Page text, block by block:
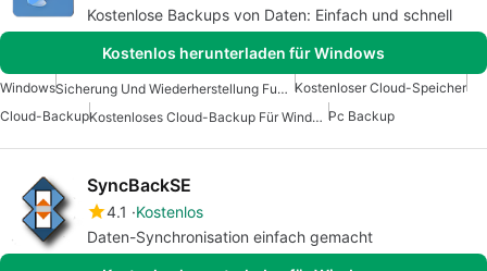
Kostenlose Backups von Daten: Einfach und schnell
Kostenlos herunterladen für Windows
Windows Sicherung Und Wiederherstellung Fuer Windows 7 Kostenloser Cloud-Speicher
Cloud-Backup
Kostenloses Cloud-Backup Für Windows Pc Backup
SyncBackSE
4.1
Kostenlos
Daten-Synchronisation einfach gemacht